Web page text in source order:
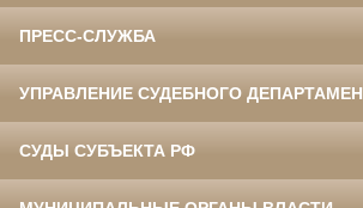
ПРЕСС-СЛУЖБА
УПРАВЛЕНИЕ СУДЕБНОГО
СУДЫ СУБЪЕКТА РФ